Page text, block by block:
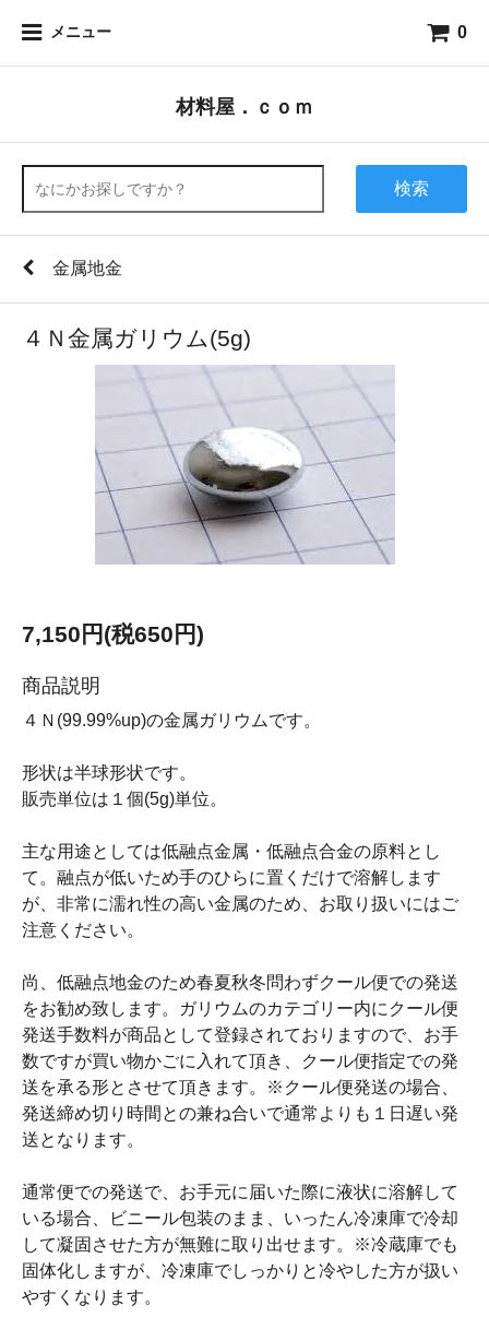
メニュー 0
材料屋．ｃｏｍ
検索
金属地金
４Ｎ金属ガリウム(5g)
7,150円(税650円)
商品説明
４Ｎ(99.99%up)の金属ガリウムです。
形状は半球形状です。
販売単位は１個(5g)単位。
主な用途としては低融点金属・低融点合金の原料とし
て。融点が低いため手のひらに置くだけで溶解します
が、非常に濡れ性の高い金属のため、お取り扱いにはご
注意ください。
尚、低融点地金のため春夏秋冬問わずクール便での発送
をお勧め致します。ガリウムのカテゴリー内にクール便
発送手数料が商品として登録されておりますので、お手
数ですが買い物かごに入れて頂き、クール便指定での発
送を承る形とさせて頂きます。※クール便発送の場合、
発送締め切り時間との兼ね合いで通常よりも１日遅い発
送となります。
通常便での発送で、お手元に届いた際に液状に溶解して
いる場合、ビニール包装のまま、いったん冷凍庫で冷却
して凝固させた方が無難に取り出せます。※冷蔵庫でも
固体化しますが、冷凍庫でしっかりと冷やした方が扱い
やすくなります。